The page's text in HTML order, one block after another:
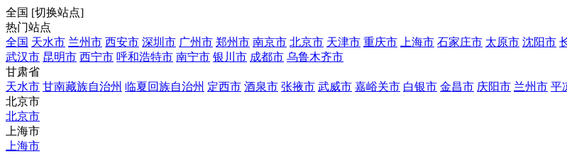
全国 [切换站点]
热门站点
全国 天水市 兰州市 西安市 深圳市 广州市 郑州市 南京市 北京市 天津市 重庆市 上海市 石家庄市 太原市 沈阳市
武汉市 昆明市 西宁市 呼和浩特市 南宁市 银川市 成都市 乌鲁木齐市
甘肃省
天水市 甘南藏族自治州 临夏回族自治州 定西市 酒泉市 张掖市 武威市 嘉峪关市 白银市 金昌市 庆阳市 兰州市 平
北京市
北京市
上海市
上海市